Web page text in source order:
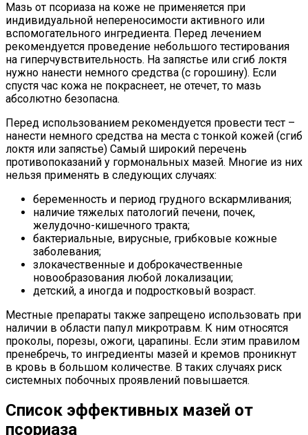
Мазь от псориаза на коже не применяется при
индивидуальной непереносимости активного или
вспомогательного ингредиента. Перед лечением
рекомендуется проведение небольшого тестирования
на гиперчувствительность. На запястье или сгиб локтя
нужно нанести немного средства (с горошину). Если
спустя час кожа не покраснеет, не отечет, то мазь
абсолютно безопасна.
Перед использованием рекомендуется провести тест –
нанести немного средства на места с тонкой кожей (сгиб
локтя или запястье) Самый широкий перечень
противопоказаний у гормональных мазей. Многие из них
нельзя применять в следующих случаях:
беременность и период грудного вскармливания;
наличие тяжелых патологий печени, почек,
желудочно-кишечного тракта;
бактериальные, вирусные, грибковые кожные
заболевания;
злокачественные и доброкачественные
новообразования любой локализации;
детский, а иногда и подростковый возраст.
Местные препараты также запрещено использовать при
наличии в области папул микротравм. К ним относятся
проколы, порезы, ожоги, царапины. Если этим правилом
пренебречь, то ингредиенты мазей и кремов проникнут
в кровь в большом количестве. В таких случаях риск
системных побочных проявлений повышается.
Список эффективных мазей от
псориаза